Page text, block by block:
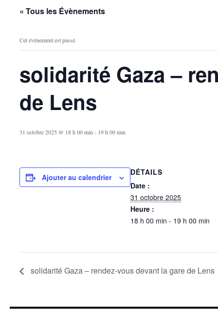
« Tous les Évènements
Cet évènement est passé.
solidarité Gaza –
de Lens
31 octobre 2025 @ 18 h 00 min - 19 h 00 min
Ajouter au calendrier
DÉTAILS
Date :
31 octobre 2025
Heure :
18 h 00 min - 19 h 00 min
solidarité Gaza – rendez-vous devant la gare de Lens